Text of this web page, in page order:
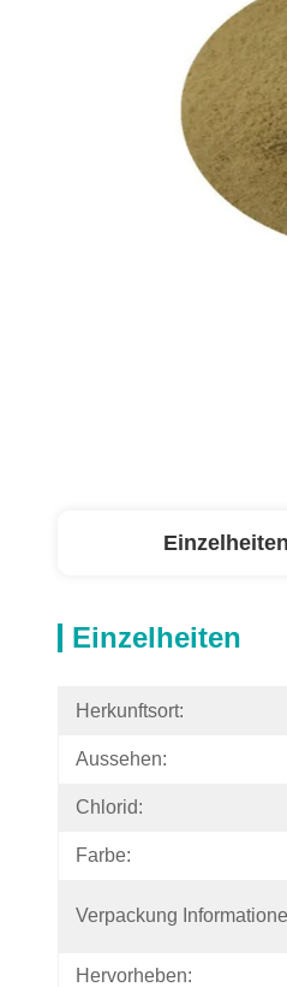
Einzelheiten
Einzelheiten
Herkunftsort:
Aussehen:
Chlorid:
Farbe:
Verpackung
Hervorheben: